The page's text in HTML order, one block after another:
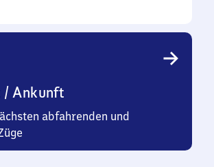
Ankunft
abfahrenden und